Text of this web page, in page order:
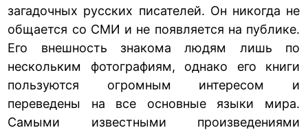
загадочных русских писателей. Он никогда не
общается со СМИ и не появляется на публике.
Его внешность знакома людям лишь по
нескольким фотографиям, однако его книги
пользуются огромным интересом и
переведены на все основные языки мира.
Самыми известными произведениями